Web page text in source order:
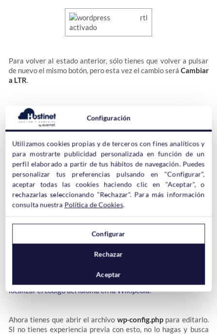
Para volver al estado anterior, sólo tienes que volver a pulsar
de nuevo el mismo botón, pero esta vez el cambio será Cambiar
a LTR.
De esta forma tan sencilla puedes comprobar si el tema de tu
WordPress se verá bien en formato RTL.
Cambiar WordPress a RTL con otro
Idioma
Si lo que necesitas es dejar WordPress en modo RTL para
añadir un idioma que lo utilice, puedes hacerlo, pero deberás
seguir algunos pasos.
El primero es localizar el código del idioma
utilizar. Por ejemplo, el español es
localizar el código del idioma en la Wikipedia.
Ahora tienes que abrir el archivo wp-config.phppara editarlo.
SI no tienes experiencia previa con esto, no lo hagas y busca
Configuración
Utilizamos cookies propias y de terceros con fines analíticos y
para mostrarte publicidad personalizada en función de un
perfil elaborado a partir de tus hábitos de navegación. Puedes
personalizar tus preferencias pulsando en "Configurar",
aceptar todas las cookies haciendo clic en "Aceptar", o
rechazarlas seleccionando "Rechazar". Para más información
consulta nuestra Política de Cookies.
Configurar
Rechazar
Aceptar